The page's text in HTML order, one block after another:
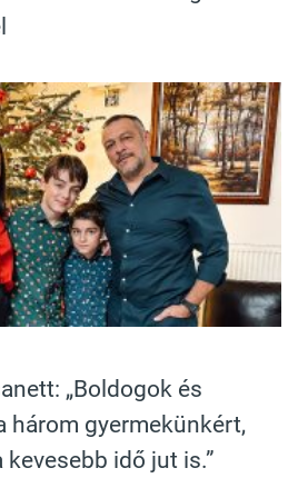
„Boldogok és
három gyermekünkért,
idő jut is.”